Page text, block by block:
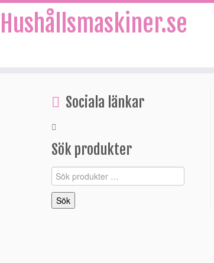
Hushållsmaskiner.se
Sociala länkar
Sök produkter
Sök
efter:
Sök